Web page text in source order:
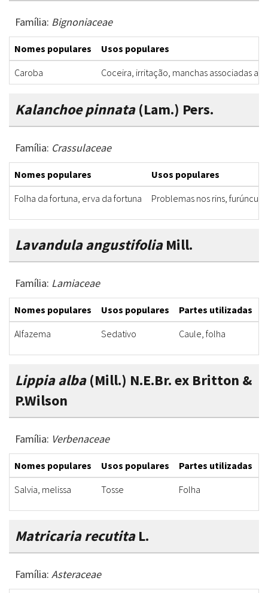
Família: Bignoniaceae
Nomes populares
Usos populares
Caroba
Coceira, irritação, manchas associadas a
Kalanchoe pinnata(Lam.) Pers.
Família: Crassulaceae
Nomes populares
Usos populares
Folha da fortuna, erva da fortuna
Problemas nos rins,
Lavandula angustifoliaMill.
Família: Lamiaceae
Nomes populares Usos populares Partes utilizadas
Alfazema
Sedativo Caule, folha
Lippia alba(Mill.) N.E.Br. ex Britton &
P.Wilson
Família: Verbenaceae
Nomes populares Usos populares Partes utilizadas
Salvia, melissa
Tosse Folha
Matricaria recutitaL.
Família: Asteraceae